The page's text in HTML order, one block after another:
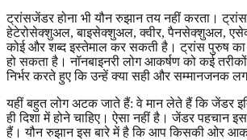
ट्रांसजेंडर होना भी यौन रुझान तय नहीं करता।
हेटेरोसेक्शुअल, बाइसेक्शुअल, क्वीर, पैनसेक्शुअल,
कोई और शब्द इस्तेमाल कर सकती है। ट्रांस पुरुष का
हो सकता है। नॉनबाइनरी लोग आकर्षण को कई
निर्भर करते हुए कि उन्हें क्या सही और सम्मानजनक
यहीं बहुत लोग अटक जाते हैं: वे मान लेते हैं कि जेंडर
ही दिशा में होने चाहिए। ऐसा नहीं है। जेंडर पहचान
हैं। यौन रुझान इस बारे में है कि आप किसकी ओर